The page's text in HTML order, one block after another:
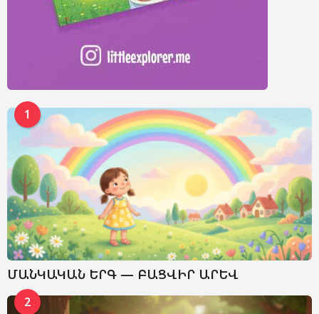
1
ՄԱՆԿԱԿԱՆ ԵՐԳ — ԲԱՑՎԻՐ ԱՐԵՎ
2